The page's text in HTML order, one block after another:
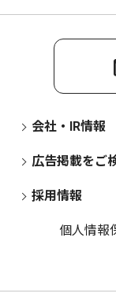
会社・IR情報
広告掲載をご
採用情報
個人情報